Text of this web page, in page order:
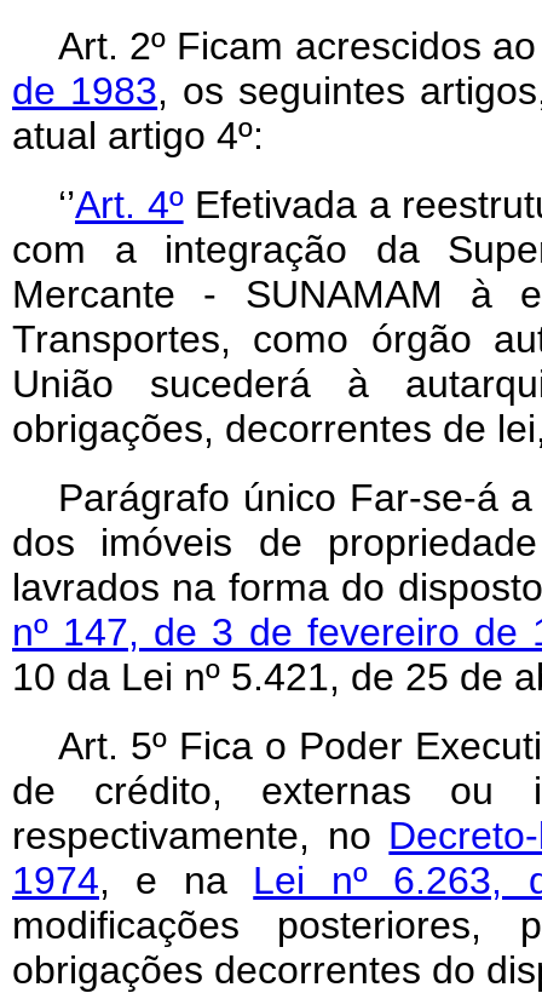
Art. 2º Ficam acrescidos
de 1983, os seguintes
atual artigo 4º:
‘’Art. 4ºEfetivada a
com a integração da
Mercante - SUNAMAM à
Transportes, como órgão
União sucederá à
obrigações, decorrentes de
Parágrafo único Far-se-á
dos imóveis de
lavrados na forma do
nº 147, de 3 de fevereiro de
10 da Lei nº 5.421, de 25 de
Art. 5º Fica o Poder
de crédito, externas ou
respectivamente, no
1974, e na Lei nº 6.263,
modificações
obrigações decorrentes do